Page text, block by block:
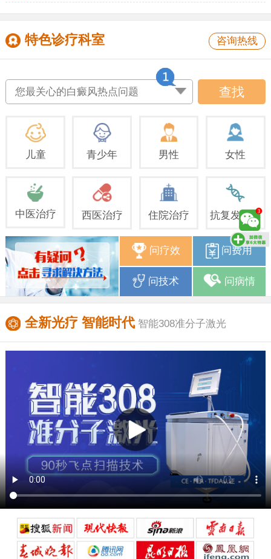
咨询热线
特色诊疗科室
您最关心的白癜风热点问题 查找
儿童 青少年 男性 女性
中医治疗 西医治疗 住院治疗 抗复发治疗
问疗效 问费用
问技术 问病情
全新光疗 智能时代 智能308准分子激光